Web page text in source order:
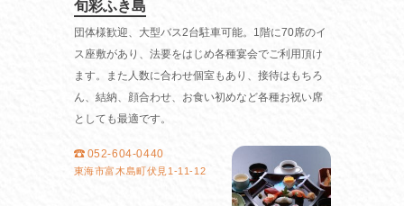
旬彩ふき島
団体様歓迎、大型バス2台駐車可能。1階に70席のイ
ス座敷があり、法要をはじめ各種宴会でご利用頂け
ます。また人数に合わせ個室もあり、接待はもちろ
ん、結納、顔合わせ、お食い初めなど各種お祝い席
としても最適です。
052-604-0440
東海市富木島町伏見1-11-12